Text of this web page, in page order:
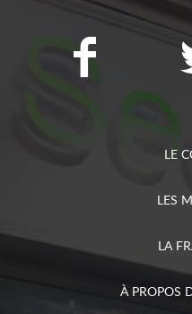
LE
LES
LA
À PROPOS